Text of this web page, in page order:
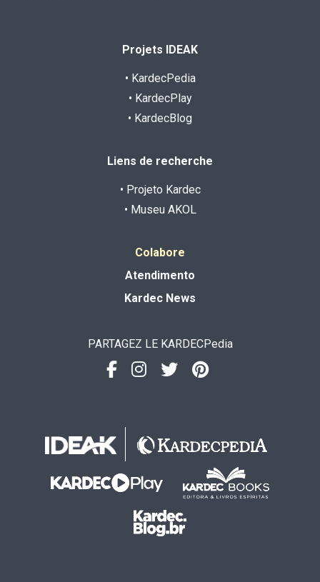
Projets IDEAK
• KardecPedia
• KardecPlay
• KardecBlog
Liens de recherche
• Projeto Kardec
• Museu AKOL
Colabore
Atendimento
Kardec News
PARTAGEZ LE KARDECPedia